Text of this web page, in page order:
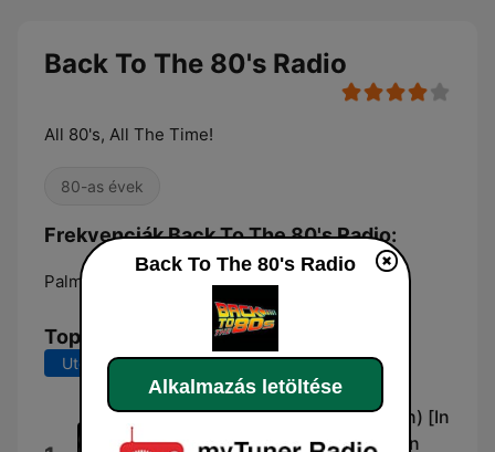
Back To The 80's Radio
All 80's, All The Time!
80-as évek
Frekvenciák Back To The 80's Radio:
Palm Coast:
Top dalok
Utolsó 7 nap Utolsó 30 nap
Seperate Lives (Karaoke Version) [In
the Style of Phil Collins & Marilyn
Back To The 80's Radio
Alkalmazás letöltése